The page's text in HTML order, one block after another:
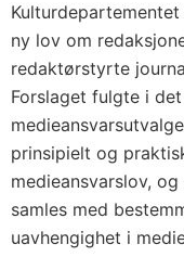
ny lov om
redaktørstyrte
Forslaget fulgte i
prinsipielt og
medieansvarslov,
samles med
uavhengighet i